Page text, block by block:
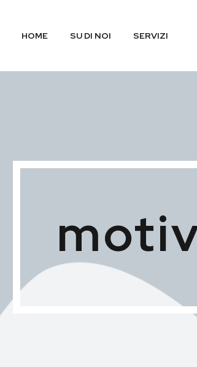
HOME SU DI NOI SERVIZI